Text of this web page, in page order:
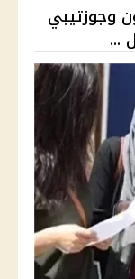
وجوزتيبي
...